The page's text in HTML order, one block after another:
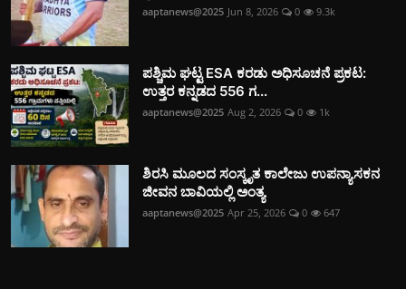
aaptanews@2025 Jun 8, 2026 0 9.3k
ಪಶ್ಚಿಮ ಘಟ್ಟ ESA ಕರಡು ಅಧಿಸೂಚನೆ ಪ್ರಕಟ:
ಉತ್ತರ ಕನ್ನಡದ 556 ಗ...
aaptanews@2025 Aug 2, 2026 0 1k
ಶಿರಸಿ ಮೂಲದ ಸಂಸ್ಕೃತ ಕಾಲೇಜು ಉಪನ್ಯಾಸಕನ
ಜೀವನ ಬಾವಿಯಲ್ಲಿ ಅಂತ್ಯ
aaptanews@2025 Apr 25, 2026 0 647